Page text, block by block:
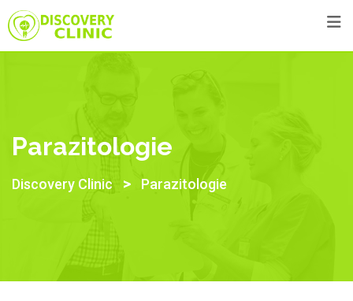
Skip
to
content
Parazitologie
Discovery Clinic > Parazitologie